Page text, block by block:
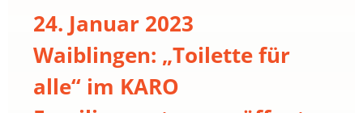
24. Januar 2023
Waiblingen: „Toilette für
alle“ im KARO